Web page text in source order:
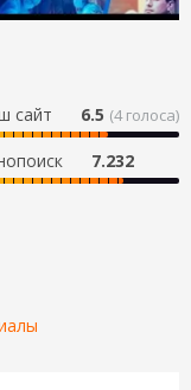
сайт 6.5 (4голоса)
7.232